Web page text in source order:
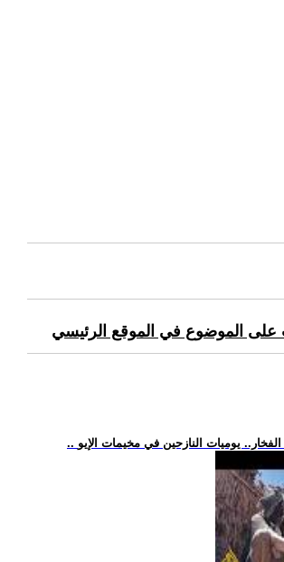
على الموضوع في الموقع الرئيسي
يوميات النازحين في مخيمات الإيو